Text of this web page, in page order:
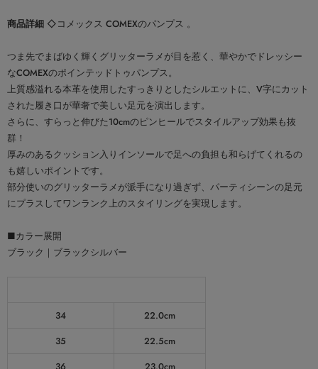
商品詳細 ◇コメックス COMEXのパンプス 。
つま先でまばゆく輝くグリッターラメが目を惹く、華やかでドレッシー
なCOMEXのポインテッドトゥパンプス。
上質感溢れる本革を使用したすっきりとしたシルエットに、V字にカット
された履き口が華奢で美しい足元を演出します。
さらに、すらっと伸びた10cmのピンヒールでスタイルアップ効果も抜
群！
厚みのあるクッション入りインソールで足への負担も和らげてくれるの
も嬉しいポイントです。
部分使いのグリッターラメが派手になり過ぎず、パーティシーンの足元
にプラスしてワンランク上のスタイリングを実現します。
■カラー展開
ブラック｜ブラックシルバー
34
22.0cm
35
22.5cm